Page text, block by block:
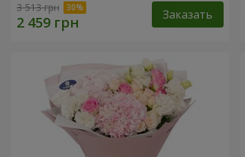
3 513 грн Заказать